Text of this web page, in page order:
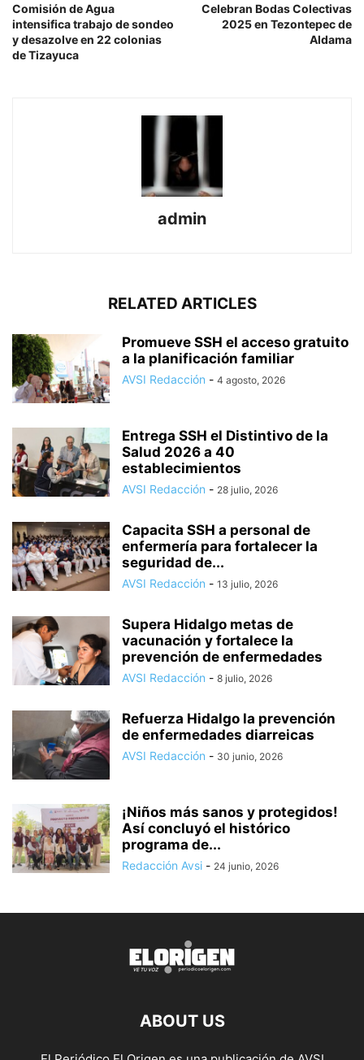
Comisión de Agua
intensifica trabajo de sondeo
y desazolve en 22 colonias
de Tizayuca
Celebran Bodas Colectivas
2025 en Tezontepec de
Aldama
admin
RELATED ARTICLES
Promueve SSH el acceso gratuito
a la planificación familiar
AVSI Redacción - 4 agosto, 2026
Entrega SSH el Distintivo de la
Salud 2026 a 40
establecimientos
AVSI Redacción - 28 julio, 2026
Capacita SSH a personal de
enfermería para fortalecer la
seguridad de...
AVSI Redacción - 13 julio, 2026
Supera Hidalgo metas de
vacunación y fortalece la
prevención de enfermedades
AVSI Redacción - 8 julio, 2026
Refuerza Hidalgo la prevención
de enfermedades diarreicas
AVSI Redacción - 30 junio, 2026
¡Niños más sanos y protegidos!
Así concluyó el histórico
programa de...
Redacción Avsi - 24 junio, 2026
ABOUT US